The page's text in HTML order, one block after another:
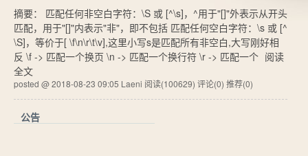
摘要： 匹配任何非空白字符：\S 或 [^\s]，^用于"[]"外表示从开头
匹配，用于"[]"内表示"非"，即不包括 匹配任何空白字符：\s 或 [^
\S]，等价于[ \f\n\r\t\v],这里小写s是匹配所有非空白,大写刚好相
反 \f -> 匹配一个换页 \n -> 匹配一个换行符 \r -> 匹配一个 阅读
全文
posted @ 2018-08-23 09:05 Laeni 阅读(100629) 评论(0) 推荐(0)
公告